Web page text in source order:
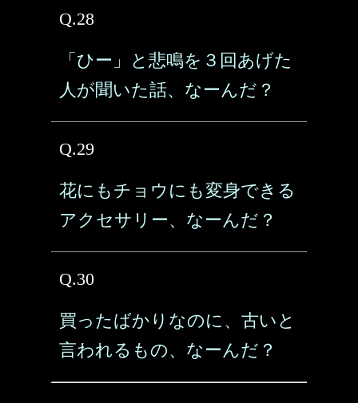
Q.28
「ひー」と悲鳴を３回あげた
人が聞いた話、なーんだ？
Q.29
花にもチョウにも変身できる
アクセサリー、なーんだ？
Q.30
買ったばかりなのに、古いと
言われるもの、なーんだ？